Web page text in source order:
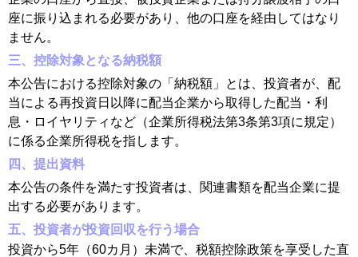
座に振り込まれる必要があり、他の口座を経由してはなり
ません。
三、控除対象となる納税額
本公告における控除対象の「納税額」とは、投資者が、配
当による再投資日以降に配当企業から取得した配当・利
息・ロイヤリティなど（企業所得税法第3条第3項に規定）
に係る企業所得税を指します。
四、提出資料
本公告の条件を満たす投資者は、関連書類を配当企業に提
出する必要があります。
五、投資者が投資回収を行う場合
投資から5年（60カ月）未満で、税額控除政策を享受した直